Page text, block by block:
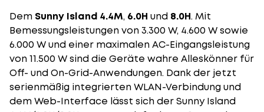
Dem Sunny Island 4.4M, 6.0H und 8.0H. Mit
Bemessungsleistungen von 3.300 W, 4.600 W sowie
6.000 W und einer maximalen AC-Eingangsleistung
von 11.500 W sind die Geräte wahre Alleskönner für
Off- und On-Grid-Anwendungen. Dank der jetzt
serienmäßig integrierten WLAN-Verbindung und
dem Web-Interface lässt sich der Sunny Island